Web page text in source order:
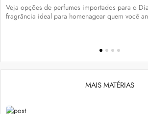
Veja opções de perfumes importados para o
fragrância ideal para homenagear quem você
MAIS MATÉRIAS